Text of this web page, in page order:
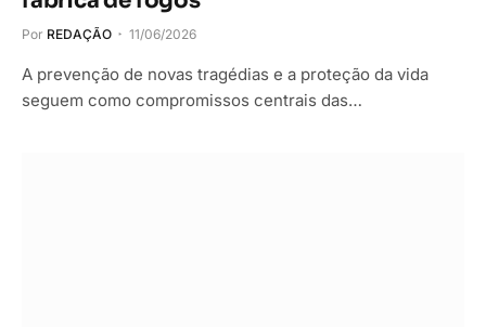
Por REDAÇÃO 11/06/2026
A prevenção de novas tragédias e a proteção da vida
seguem como compromissos centrais das…